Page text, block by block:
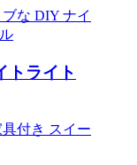
トライト